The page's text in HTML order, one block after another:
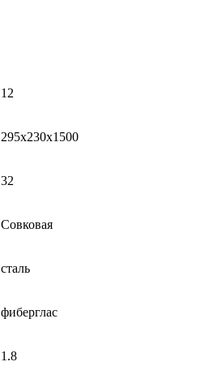
12
295x230x1500
32
Совковая
сталь
фиберглас
1.8